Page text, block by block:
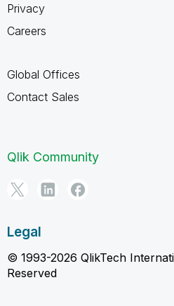
Privacy
Careers
Global Offices
Contact Sales
Qlik Community
Legal
© 1993-2026 QlikTech
Reserved